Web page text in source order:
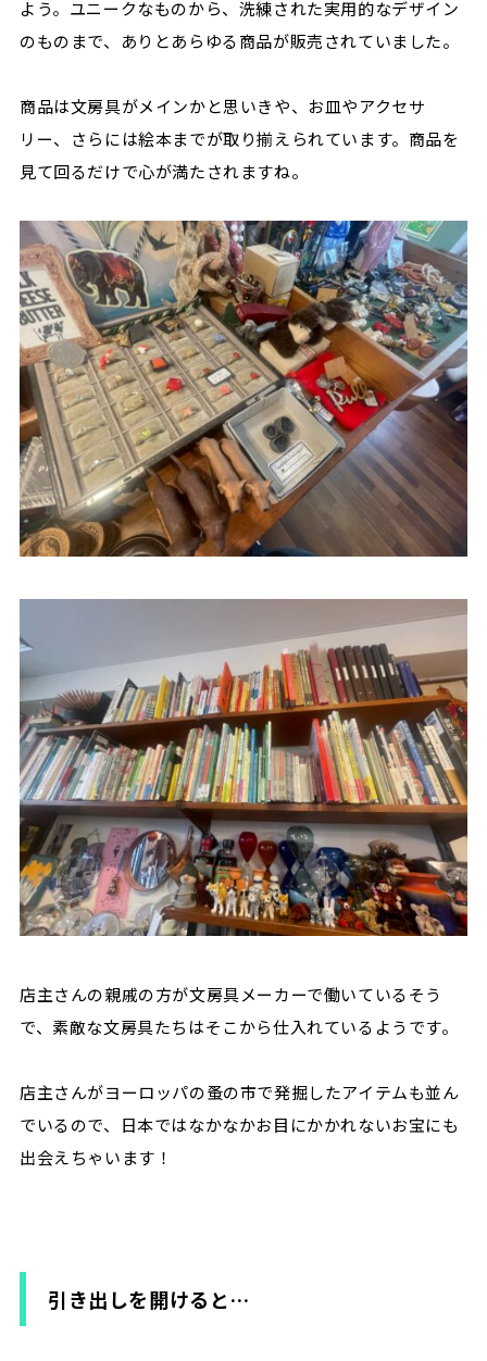
よう。ユニークなものから、洗練された実用的なデザイン
のものまで、ありとあらゆる商品が販売されていました。
商品は文房具がメインかと思いきや、お皿やアクセサ
リー、さらには絵本までが取り揃えられています。商品を
見て回るだけで心が満たされますね。
店主さんの親戚の方が文房具メーカーで働いているそう
で、素敵な文房具たちはそこから仕入れているようです。
店主さんがヨーロッパの蚤の市で発掘したアイテムも並ん
でいるので、日本ではなかなかお目にかかれないお宝にも
出会えちゃいます！
引き出しを開けると…